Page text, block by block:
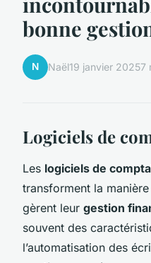
bonne
N Naël19 janvier 20257
Logiciels de
Les logiciels de
transforment la
gèrent leur gestion
souvent des
l’automatisation des